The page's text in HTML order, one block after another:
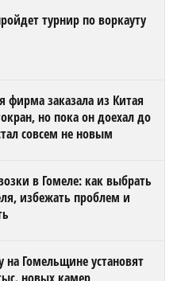
турнир по воркауту
фирма заказала из Китая
но пока он доехал до
совсем не новым
в Гомеле: как выбрать
избежать проблем и
на Гомельщине установят